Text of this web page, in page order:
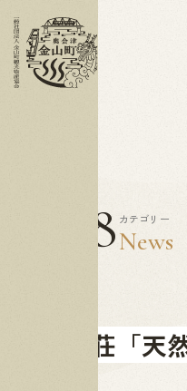
09.08 カテゴリー
News
せせらぎ荘「